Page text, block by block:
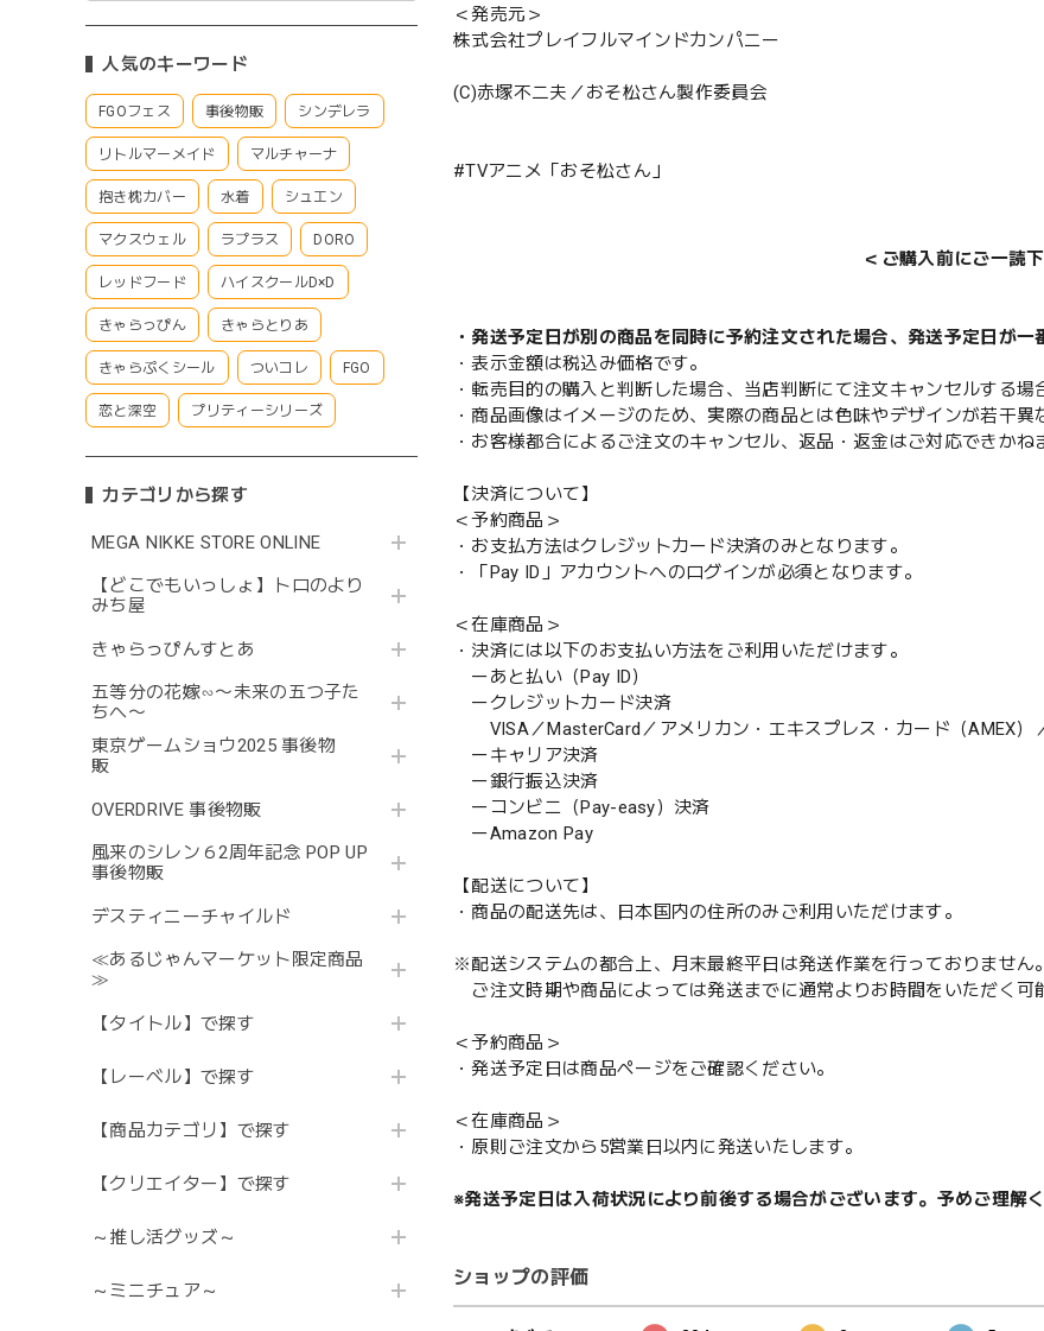
人気のキーワード
FGOフェス 事後物販 シンデレラ
リトルマーメイド マルチャーナ
抱き枕カバー 水着 シュエン
マクスウェル ラプラス DORO
レッドフード ハイスクールD×D
きゃらっぴん きゃらとりあ
きゃらぷくシール ついコレ FGO
恋と深空 プリティーシリーズ
カテゴリから探す
MEGA NIKKE STORE ONLINE
【どこでもいっしょ】トロのより
みち屋
きゃらっぴんすとあ
五等分の花嫁∽〜未来の五つ子た
ちへ〜
東京ゲームショウ2025 事後物
販
OVERDRIVE 事後物販
風来のシレン６2周年記念 POP UP
事後物販
デスティニーチャイルド
≪あるじゃんマーケット限定商品
≫
【タイトル】で探す
【レーベル】で探す
【商品カテゴリ】で探す
【クリエイター】で探す
～推し活グッズ～
～ミニチュア～
＜発売元＞
株式会社プレイフルマインドカンパニー
(C)赤塚不二夫／おそ松さん製作委員会
#TVアニメ「おそ松さん」
＜ご購入前にご一読
・発送予定日が別の商品を同時に予約注文された場合、発送予定日が
・表示金額は税込み価格です。
・転売目的の購入と判断した場合、当店判断にて注文キャンセルする場
・商品画像はイメージのため、実際の商品とは色味やデザインが若干異
・お客様都合によるご注文のキャンセル、返品・返金はご対応できかね
【決済について】
＜予約商品＞
・お支払方法はクレジットカード決済のみとなります。
・「Pay ID」アカウントへのログインが必須となります。
＜在庫商品＞
・決済には以下のお支払い方法をご利用いただけます。
ーあと払い（Pay ID）
ークレジットカード決済
VISA／MasterCard／アメリカン・エキスプレス・カード（AMEX）
ーキャリア決済
ー銀行振込決済
ーコンビニ（Pay-easy）決済
ーAmazon Pay
【配送について】
・商品の配送先は、日本国内の住所のみご利用いただけます。
※配送システムの都合上、月末最終平日は発送作業を行っておりません。
ご注文時期や商品によっては発送までに通常よりお時間をいただく可
＜予約商品＞
・発送予定日は商品ページをご確認ください。
＜在庫商品＞
・原則ご注文から5営業日以内に発送いたします。
※発送予定日は入荷状況により前後する場合がございます。予めご理解く
ショップの評価